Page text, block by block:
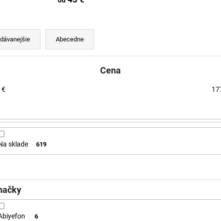
Abecedne
Cena
€
sklade 619
6